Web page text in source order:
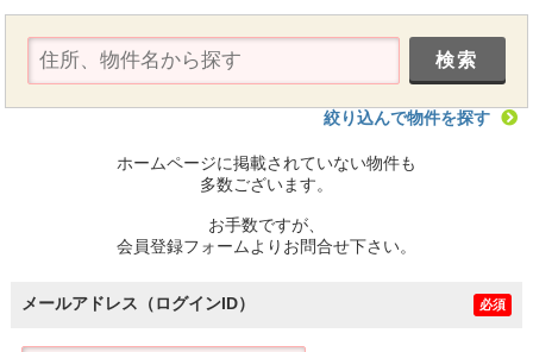
絞り込んで物件を探す
ホームページに掲載されていない物件も
多数ございます。
お手数ですが、
会員登録フォームよりお問合せ下さい。
メールアドレス（ログインID） 必須